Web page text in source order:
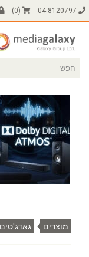
(
0
)
מוצרים גאדג'טים